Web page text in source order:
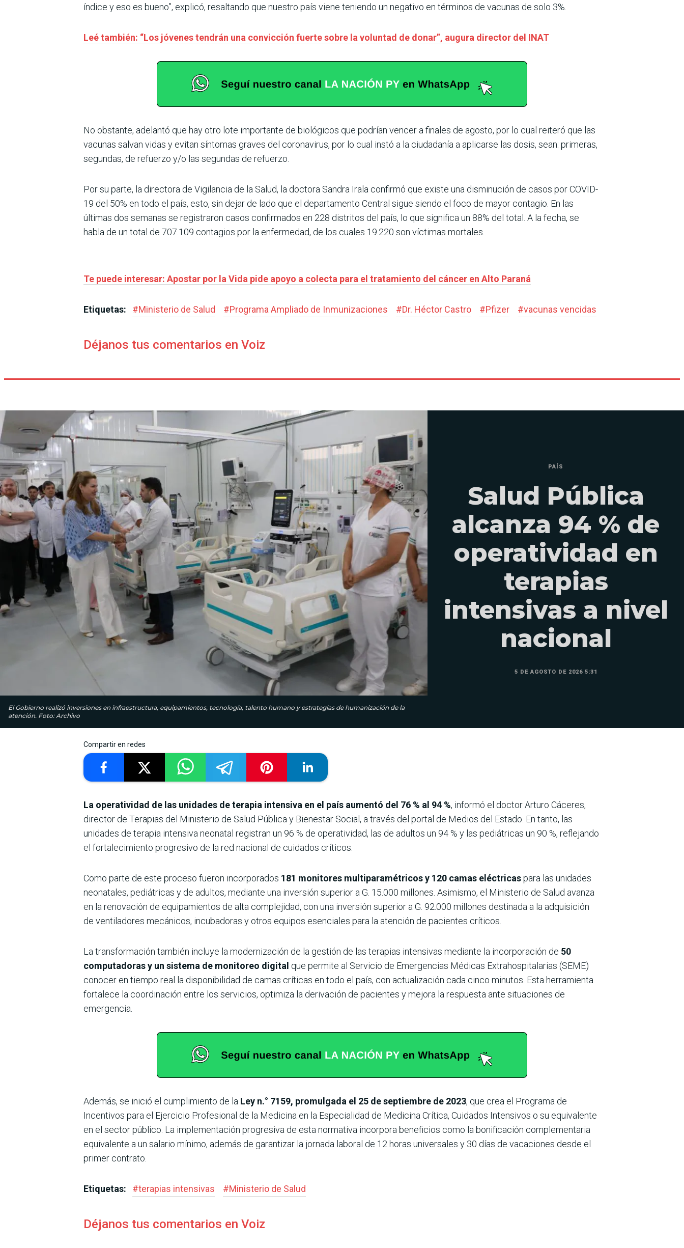
índice y eso es bueno”, explicó, resaltando que nuestro país viene teniendo un negativo en términos de vacunas de solo 3%.
Leé también: “Los jóvenes tendrán una convicción fuerte sobre la voluntad de donar”, augura director del INAT
No obstante, adelantó que hay otro lote importante de biológicos que podrían vencer a finales de agosto, por lo cual reiteró que las
vacunas salvan vidas y evitan síntomas graves del coronavirus, por lo cual instó a la ciudadanía a aplicarse las dosis, sean: primeras,
segundas, de refuerzo y/o las segundas de refuerzo.
Por su parte, la directora de Vigilancia de la Salud, la doctora Sandra Irala confirmó que existe una disminución de casos por COVID-
19 del 50% en todo el país, esto, sin dejar de lado que el departamento Central sigue siendo el foco de mayor contagio. En las
últimas dos semanas se registraron casos confirmados en 228 distritos del país, lo que significa un 88% del total. A la fecha, se
habla de un total de 707.109 contagios por la enfermedad, de los cuales 19.220 son víctimas mortales.
Te puede interesar: Apostar por la Vida pide apoyo a colecta para el tratamiento del cáncer en Alto Paraná
Etiquetas: #Ministerio de Salud #Programa Ampliado de Inmunizaciones #Dr. Héctor Castro #Pfizer #vacunas vencidas
Déjanos tus comentarios en Voiz
El Gobierno realizó inversiones en infraestructura, equipamientos, tecnología, talento humano y estrategias de humanización de la
atención. Foto: Archivo
PAÍS
Salud Pública
alcanza 94 % de
operatividad en
terapias
intensivas a nivel
nacional
5 DE AGOSTO DE 2026 5:31
Compartir en redes
La operatividad de las unidades de terapia intensiva en el país aumentó del 76 % al 94 %, informó el doctor Arturo Cáceres,
director de Terapias del Ministerio de Salud Pública y Bienestar Social, a través del portal de Medios del Estado. En tanto, las
unidades de terapia intensiva neonatal registran un 96 % de operatividad, las de adultos un 94 % y las pediátricas un 90 %, reflejando
el fortalecimiento progresivo de la red nacional de cuidados críticos.
Como parte de este proceso fueron incorporados 181 monitores multiparamétricos y 120 camas eléctricaspara las unidades
neonatales, pediátricas y de adultos, mediante una inversión superior a G. 15.000 millones. Asimismo, el Ministerio de Salud avanza
en la renovación de equipamientos de alta complejidad, con una inversión superior a G. 92.000 millones destinada a la adquisición
de ventiladores mecánicos, incubadoras y otros equipos esenciales para la atención de pacientes críticos.
La transformación también incluye la modernización de la gestión de las terapias intensivas mediante la incorporación de 50
computadoras y un sistema de monitoreo digital que permite al Servicio de Emergencias Médicas Extrahospitalarias (SEME)
conocer en tiempo real la disponibilidad de camas críticas en todo el país, con actualización cada cinco minutos. Esta herramienta
fortalece la coordinación entre los servicios, optimiza la derivación de pacientes y mejora la respuesta ante situaciones de
emergencia.
Además, se inició el cumplimiento de la Ley n.° 7159, promulgada el 25 de septiembre de 2023, que crea el Programa de
Incentivos para el Ejercicio Profesional de la Medicina en la Especialidad de Medicina Crítica, Cuidados Intensivos o su equivalente
en el sector público. La implementación progresiva de esta normativa incorpora beneficios como la bonificación complementaria
equivalente a un salario mínimo, además de garantizar la jornada laboral de 12 horas universales y 30 días de vacaciones desde el
primer contrato.
Etiquetas: #terapias intensivas #Ministerio de Salud
Déjanos tus comentarios en Voiz